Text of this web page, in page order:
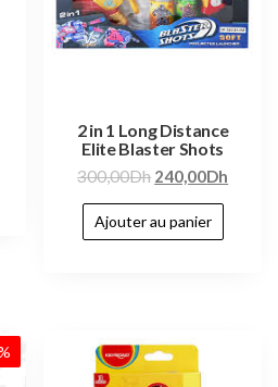
2 in 1 Long Distance
Elite Blaster Shots
300,00Dh 240,00Dh
Ajouter au panier